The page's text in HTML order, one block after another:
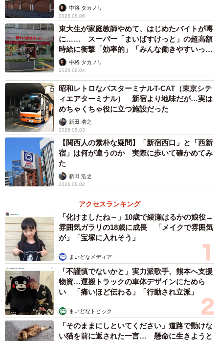
して」中将 タカノリ
2026.08.06
東大生が家庭教師やめて、はじめたバイトが噂
に…… スーパー「まいばすけっと」の超高額
時給に衝撃「効率的」「みんな働きやすいって
言ってる」
中将 タカノリ
2026.08.04
昭和レトロなバスターミナルT-CAT（東京シテ
ィエアターミナル） 新宿より地味だが…実は
めちゃくちゃ役に立つ施設だった
新田 浩之
2026.08.03
【関西人の素朴な疑問】「新宿西口」と「西新
宿」は何が違うのか 実際に歩いて確かめてみ
た
新田 浩之
2026.08.02
アクセスランキング
「化けましたね～」10歳で綾瀬はるかの娘役→
雰囲気ガラリの18歳に成長 「メイクで雰囲気
が」「宝塚に入れそう」
まいどなメディア
「不謹慎でないかと」実力派歌手、熊本へ支援
物資…運搬トラックの車体デザインにためら
い 「痛いほど伝わる」「行動され立派」
まいどなトピック
「そのままにしといてください」道路で動けな
い猫を前に返された一言… 懸命に生きようと